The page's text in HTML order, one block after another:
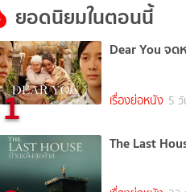
ยอดนิยมในตอนนี้
1
Dear You จ
เรื่องย่อหนัง 5
The Last